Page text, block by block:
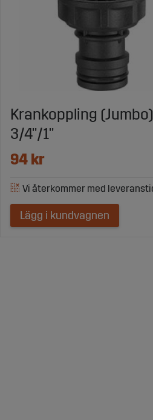
Krankoppling (Jumbo)
3/4"/1"
94 kr
Lägg i kundvagnen